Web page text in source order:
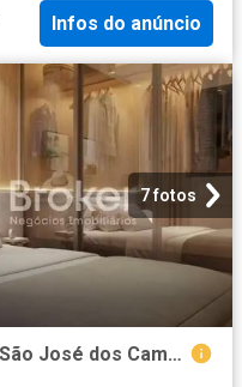
Infos do anúncio
7 fotos
Apartamento para Venda em São José dos Campos/SP Jardim das Indústrias 3 Quartos